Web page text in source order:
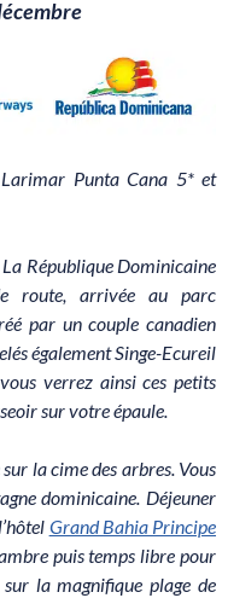
Punta Cana 5* et
République Dominicaine
route, arrivée au parc
par un couple canadien
également Singe-Ecureil
verrez ainsi ces petits
sur votre épaule.
la cime des arbres. Vous
dominicaine. Déjeuner
Grand Bahia Principe
puis temps libre pour
la magnifique plage de